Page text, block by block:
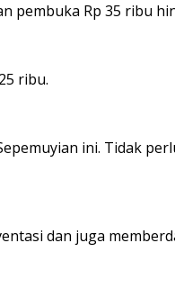
pembuka Rp 35 ribu
ribu.
ini. Tidak
dan juga